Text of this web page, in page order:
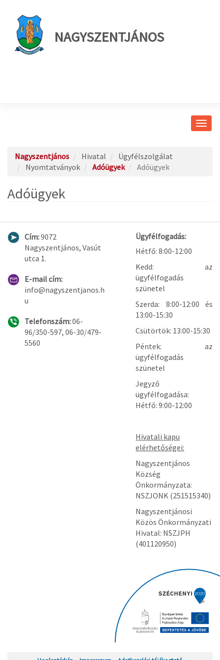
NAGYSZENTJÁNOS
Nagyszentjános Hivatal
Ügyfélszolgálat
Nyomtatványok
Adóügyek Adóügyek
Adóügyek
Cím:9072
Nagyszentjános, Vasút
utca 1.
E-mail cím:
info@nagyszentjanos.h
u
Telefonszám:06-
96/350-597, 06-30/479-
5560
Ügyfélfogadás:
Hétfő: 8:00-12:00
Kedd: az
ügyfélfogadás
szünetel
Szerda: 8:00-12:00 és
13:00-15:30
Csütörtök: 13:00-15:30
Péntek: az
ügyfélfogadás
szünetel
Jegyző
ügyfélfogadása:
Hétfő: 9:00-12:00
Hivatali kapu
elérhetőségei:
Nagyszentjános
Község
Önkormányzata:
NSZJONK (251515340)
Nagyszentjánosi
Közös Önkormányzati
Hivatal: NSZJPH
(401120950)